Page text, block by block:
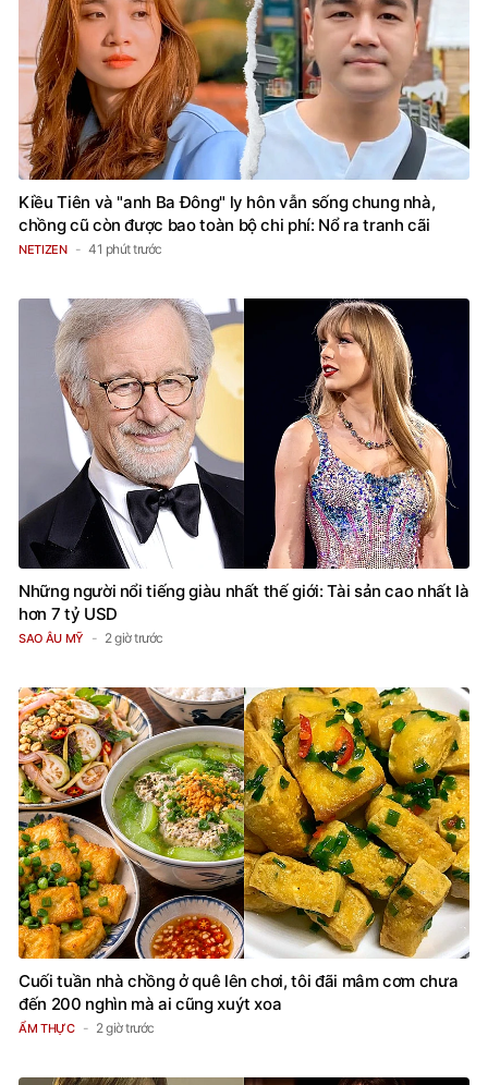
Kiều Tiên và "anh Ba Đông" ly hôn vẫn sống chung nhà,
chồng cũ còn được bao toàn bộ chi phí: Nổ ra tranh cãi
NETIZEN 41 phút trước
Những người nổi tiếng giàu nhất thế giới: Tài sản cao nhất là
hơn 7 tỷ USD
SAO ÂU MỸ 2 giờ trước
Cuối tuần nhà chồng ở quê lên chơi, tôi đãi mâm cơm chưa
đến 200 nghìn mà ai cũng xuýt xoa
ẨM THỰC 2 giờ trước